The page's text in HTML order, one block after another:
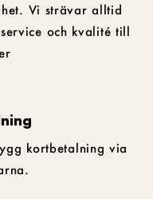
Vi strävar alltid
och kvalité till
kortbetalning via